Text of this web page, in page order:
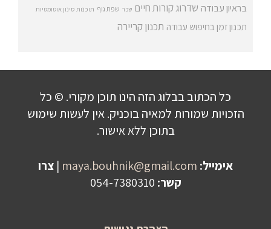
בראיון עבודה שדרוג קורות חיים שכר שפת גוף תוכנות סינון אוטומטיות
תכנון זמן בחיפוש עבודה תכנון קריירה
כל הכתוב בבלוג הזה הינו תוכן מקורי. © כל
הזכויות שמורות למאיה בוכניק. אין לעשות שימוש
בתוכן ללא אישור.
אימייל: maya.bouhnik@gmail.com
| צרו
קשר: